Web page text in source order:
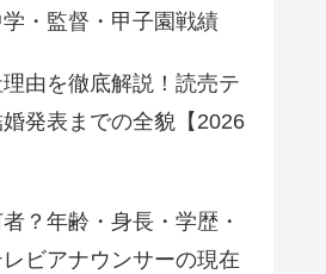
・監督・甲子園戦績
由を徹底解説！読売テ
発表までの全貌【2026
？年齢・身長・学歴・
ビアナウンサーの現在